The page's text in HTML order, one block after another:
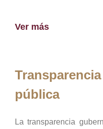
Ver más
pública
La transparencia